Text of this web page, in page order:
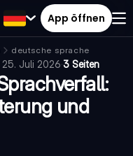
App öffnen
deutsche sprache
25. Juli 2026·3 Seiten
und